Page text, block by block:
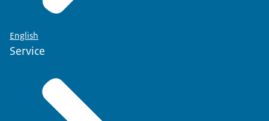
English
Service